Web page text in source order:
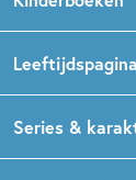
Prentenboeken
Boekentips 1,5 -
Series &